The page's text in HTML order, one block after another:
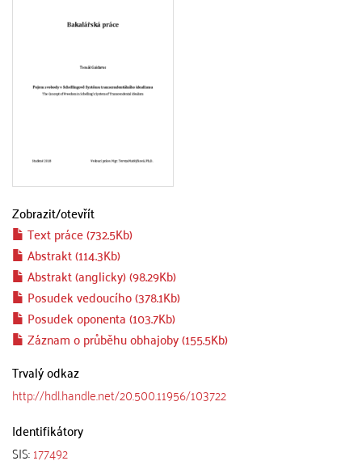
Zobrazit/otevřít
Text práce (732.5Kb)
Abstrakt (114.3Kb)
Abstrakt (anglicky) (98.29Kb)
Posudek vedoucího (378.1Kb)
Posudek oponenta (103.7Kb)
Záznam o průběhu obhajoby (155.5Kb)
Trvalý odkaz
http://hdl.handle.net/20.500.11956/103722
Identifikátory
SIS:177492